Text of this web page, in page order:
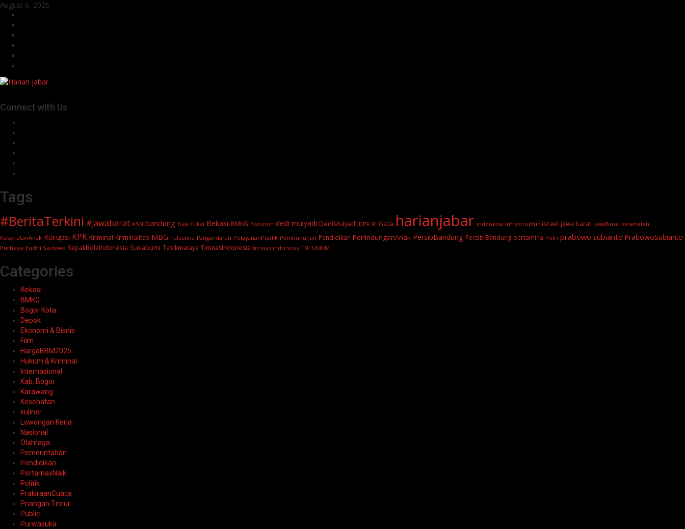
Skip
content
August 6, 2026
Connect with Us
Tags
#BeritaTerkini #jawabarat ASN bandung Bea Cukai Bekasi BMKG Bobotoh dedi mulyadi DediMulyadi DPR RI Gaza harianjabar indonesia Infrastruktur israel jawa barat JawaBarat kesehatan
KesehatanAnak Korupsi KPK Kriminal Kriminalitas MBG Palestina Pangandaran PelayananPublik Pembunuhan Pendidikan PerlindunganAnak PersibBandung Persib Bandung pertamina Polri prabowo subianto PrabowoSubianto
Purbaya Yudhi Sadewa SepakBolaIndonesia Sukabumi Tasikmalaya TimnasIndonesia timnas indonesia TNI UMKM
Categories
Bekasi
BMKG
Bogor Kota
Depok
Ekonomi & Bisnis
Film
HargaBBM2025
Hukum & Kriminal
Internasional
Kab. Bogor
Karawang
Kesehatan
kuliner
Lowongan Kerja
Nasional
Olahraga
Pemerintahan
Pendidikan
PertamaxNaik
Politik
PrakiraanCuaca
Priangan Timur
Public
Purwasuka